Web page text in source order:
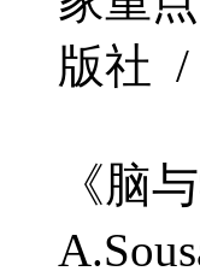
版社 /
《脑